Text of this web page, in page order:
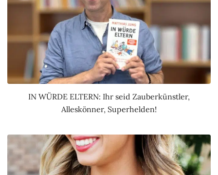
IN WÜRDE ELTERN: Ihr seid Zauberkünstler,
Alleskönner, Superhelden!